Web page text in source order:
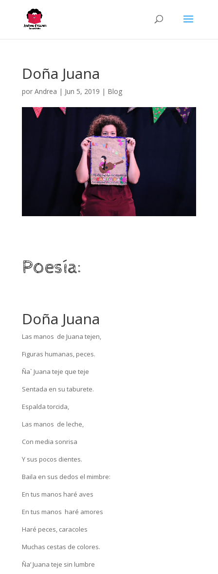
Doña Juana
por Andrea | Jun 5, 2019 | Blog
Poesía:
Doña Juana
Las manos de Juana tejen,
Figuras humanas, peces.
Ña` Juana teje que teje
Sentada en su taburete.
Espalda torcida,
Las manos de leche,
Con media sonrisa
Y sus pocos dientes.
Baila en sus dedos el mimbre:
En tus manos haré aves
En tus manos haré amores
Haré peces, caracoles
Muchas cestas de colores.
Ña’ Juana teje sin lumbre